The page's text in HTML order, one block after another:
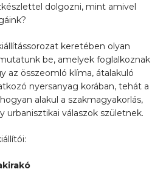
dolgozni, mint amivel
keretében olyan
be, amelyek foglalkoznak
az összeomló klíma, átalakuló
nyersanyag korában, tehát a
alakul a szakmagyakorlás,
urbanisztikai válaszok születnek.